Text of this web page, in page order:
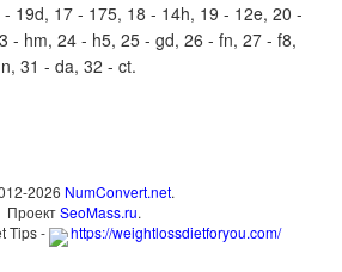
19d, 17 - 175, 18 - 14h, 19 - 12e, 20 -
- hm, 24 - h5, 25 - gd, 26 - fn, 27 - f8,
31 - da, 32 - ct.
2026 NumConvert.net.
ПроектSeoMass.ru.
Tips -
https://weightlossdietforyou.com/